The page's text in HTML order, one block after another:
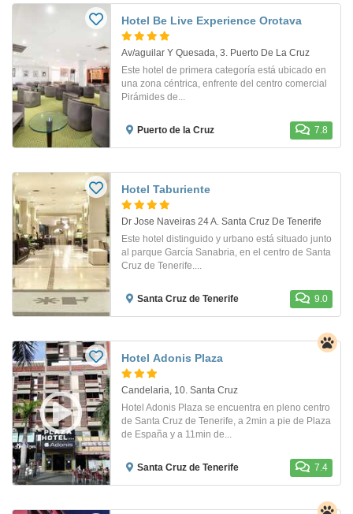
Hotel Be Live Experience Orotava
Av/aguilar Y Quesada, 3. Puerto De La Cruz
Este hotel de primera categoría está ubicado en
una zona céntrica, enfrente del centro comercial
Pirámides de...
Puerto de la Cruz 7.8
Hotel Taburiente
Dr Jose Naveiras 24 A. Santa Cruz De Tenerife
Este hotel distinguido y urbano está situado junto
al parque García Sanabria, en el centro de Santa
Cruz de Tenerife....
Santa Cruz de Tenerife 9.0
Hotel Adonis Plaza
Candelaria, 10. Santa Cruz
Hotel Adonis Plaza se encuentra en pleno centro
de Santa Cruz de Tenerife, a 2min a pie de Plaza
de España y a 11min de...
Santa Cruz de Tenerife 7.4